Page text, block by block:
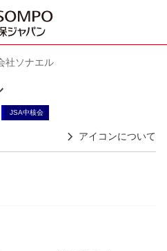
社ソナエル
JSA中核会
アイコンについて